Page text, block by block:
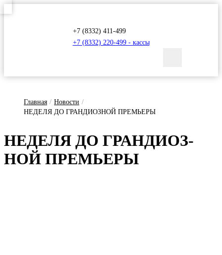
+7 (8332) 411-499
+7 (8332) 220-499 - кассы
Главная / Новости /
НЕДЕЛЯ ДО ГРАНДИОЗНОЙ ПРЕМЬЕРЫ
НЕ­ДЕ­ЛЯ ДО ГРАН­ДИ­ОЗ­
НОЙ ПРЕМЬ­Е­РЫ